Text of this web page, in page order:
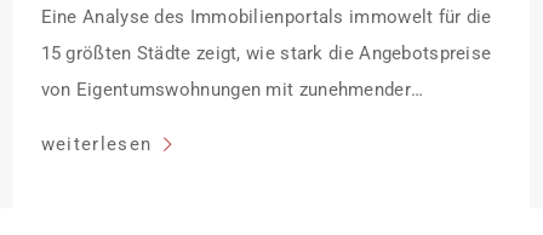
Eine Analyse des Immobilienportals immowelt für die
15 größten Städte zeigt, wie stark die Angebotspreise
von Eigentumswohnungen mit zunehmender
weiterlesen